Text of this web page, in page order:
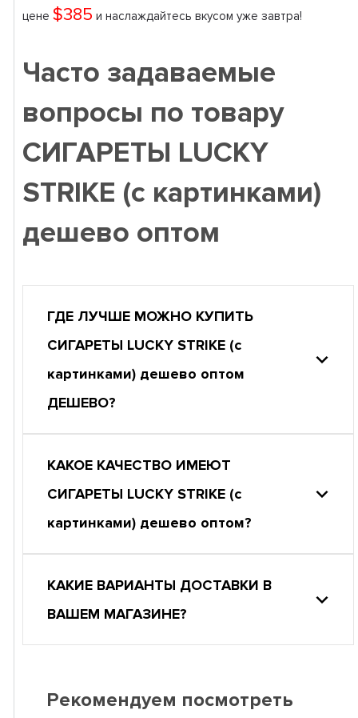
цене $385 и наслаждайтесь вкусом уже завтра!
Часто задаваемые
вопросы по товару
СИГАРЕТЫ LUCKY
STRIKE (с картинками)
дешево оптом
ГДЕ ЛУЧШЕ МОЖНО КУПИТЬ
СИГАРЕТЫ LUCKY STRIKE (с
картинками) дешево оптом
ДЕШЕВО?
КАКОЕ КАЧЕСТВО ИМЕЮТ
СИГАРЕТЫ LUCKY STRIKE (с
картинками) дешево оптом?
КАКИЕ ВАРИАНТЫ ДОСТАВКИ В
ВАШЕМ МАГАЗИНЕ?
Рекомендуем посмотреть